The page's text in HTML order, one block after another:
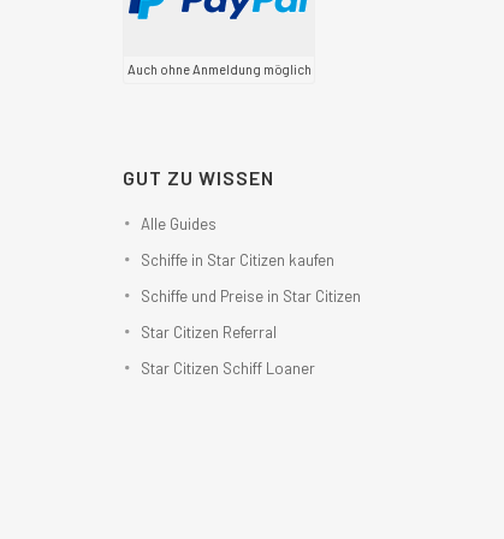
Auch ohne Anmeldung möglich
GUT ZU WISSEN
Alle Guides
Schiffe in Star Citizen kaufen
Schiffe und Preise in Star Citizen
Star Citizen Referral
Star Citizen Schiff Loaner